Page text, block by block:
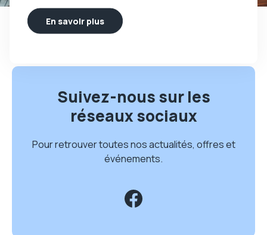
En savoir plus
Suivez-nous sur les
réseaux sociaux
Pour retrouver toutes nos actualités, offres et
événements.